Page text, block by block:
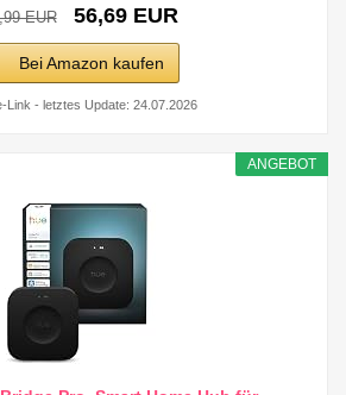
EUR 56,69 EUR
Bei Amazon kaufen
Link - letztes Update: 24.07.2026
ANGEBOT